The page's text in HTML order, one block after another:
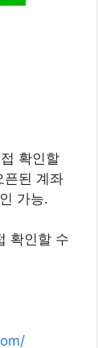
확인할
픈된 계좌
가능.
확인할 수